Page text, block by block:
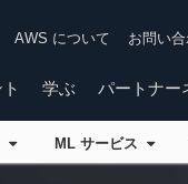
AWS について お問い
学ぶ パートナー
ML サービス